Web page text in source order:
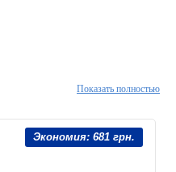
Показать полностью
Экономия: 681 грн.